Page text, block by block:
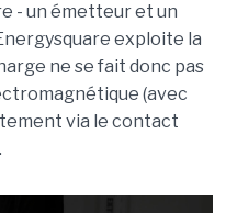
- un émetteur et un
exploite la
ne se fait donc pas
(avec
via le contact